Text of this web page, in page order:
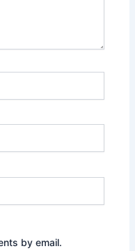
by email.